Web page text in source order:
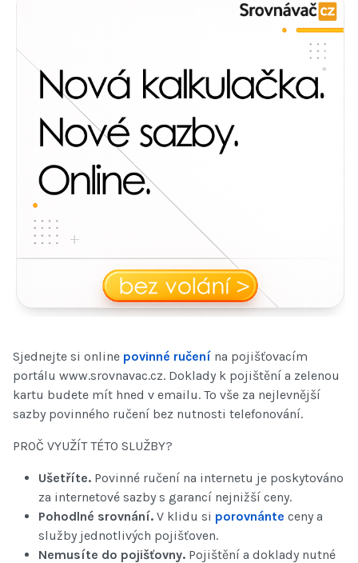
Sjednejte si online povinné ručení na pojišťovacím
portálu www.srovnavac.cz. Doklady k pojištění a zelenou
kartu budete mít hned v emailu. To vše za nejlevnější
sazby povinného ručení bez nutnosti telefonování.
PROČ VYUŽÍT TÉTO SLUŽBY?
Ušetříte. Povinné ručení na internetu je poskytováno
za internetové sazby s garancí nejnižší ceny.
Pohodlné srovnání. V klidu si porovnánte ceny a
služby jednotlivých pojišťoven.
Nemusíte do pojišťovny. Pojištění a doklady nutné